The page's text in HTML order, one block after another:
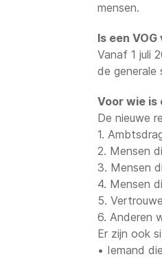
mensen.
Is een
Vanaf 1 juli
de generale
Voor wie is
De nieuwe
1.
2. Mensen
3. Mensen
4. Mensen
5.
6. Anderen
Er zijn ook
• Iemand